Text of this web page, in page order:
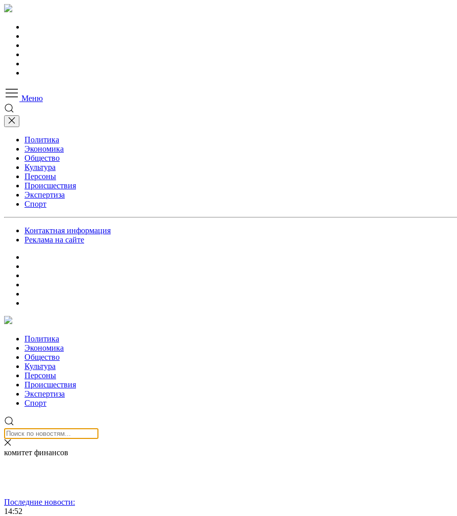
Меню
Политика
Экономика
Общество
Культура
Персоны
Происшествия
Экспертиза
Спорт
Контактная информация
Реклама на сайте
Политика
Экономика
Общество
Культура
Персоны
Происшествия
Экспертиза
Спорт
комитет финансов
Последние новости:
14:52